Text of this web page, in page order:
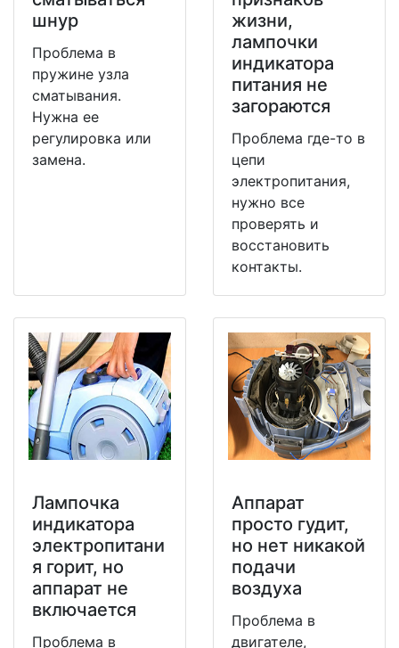
шнур
Проблема в
пружине узла
сматывания.
Нужна ее
регулировка или
замена.
жизни,
лампочки
индикатора
питания не
загораются
Проблема где-то в
цепи
электропитания,
нужно все
проверять и
восстановить
контакты.
Лампочка
индикатора
электропитани
я горит, но
аппарат не
включается
Проблема в
Аппарат
просто гудит,
но нет никакой
подачи
воздуха
Проблема в
двигателе,